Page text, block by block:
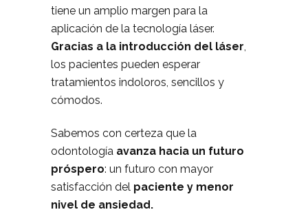
tiene un amplio margen para la
aplicación de la tecnología láser.
Gracias a la introducción del láser,
los pacientes pueden esperar
tratamientos indoloros, sencillos y
cómodos.
Sabemos con certeza que la
odontología avanza hacia un futuro
próspero: un futuro con mayor
satisfacción del paciente y menor
nivel de ansiedad.